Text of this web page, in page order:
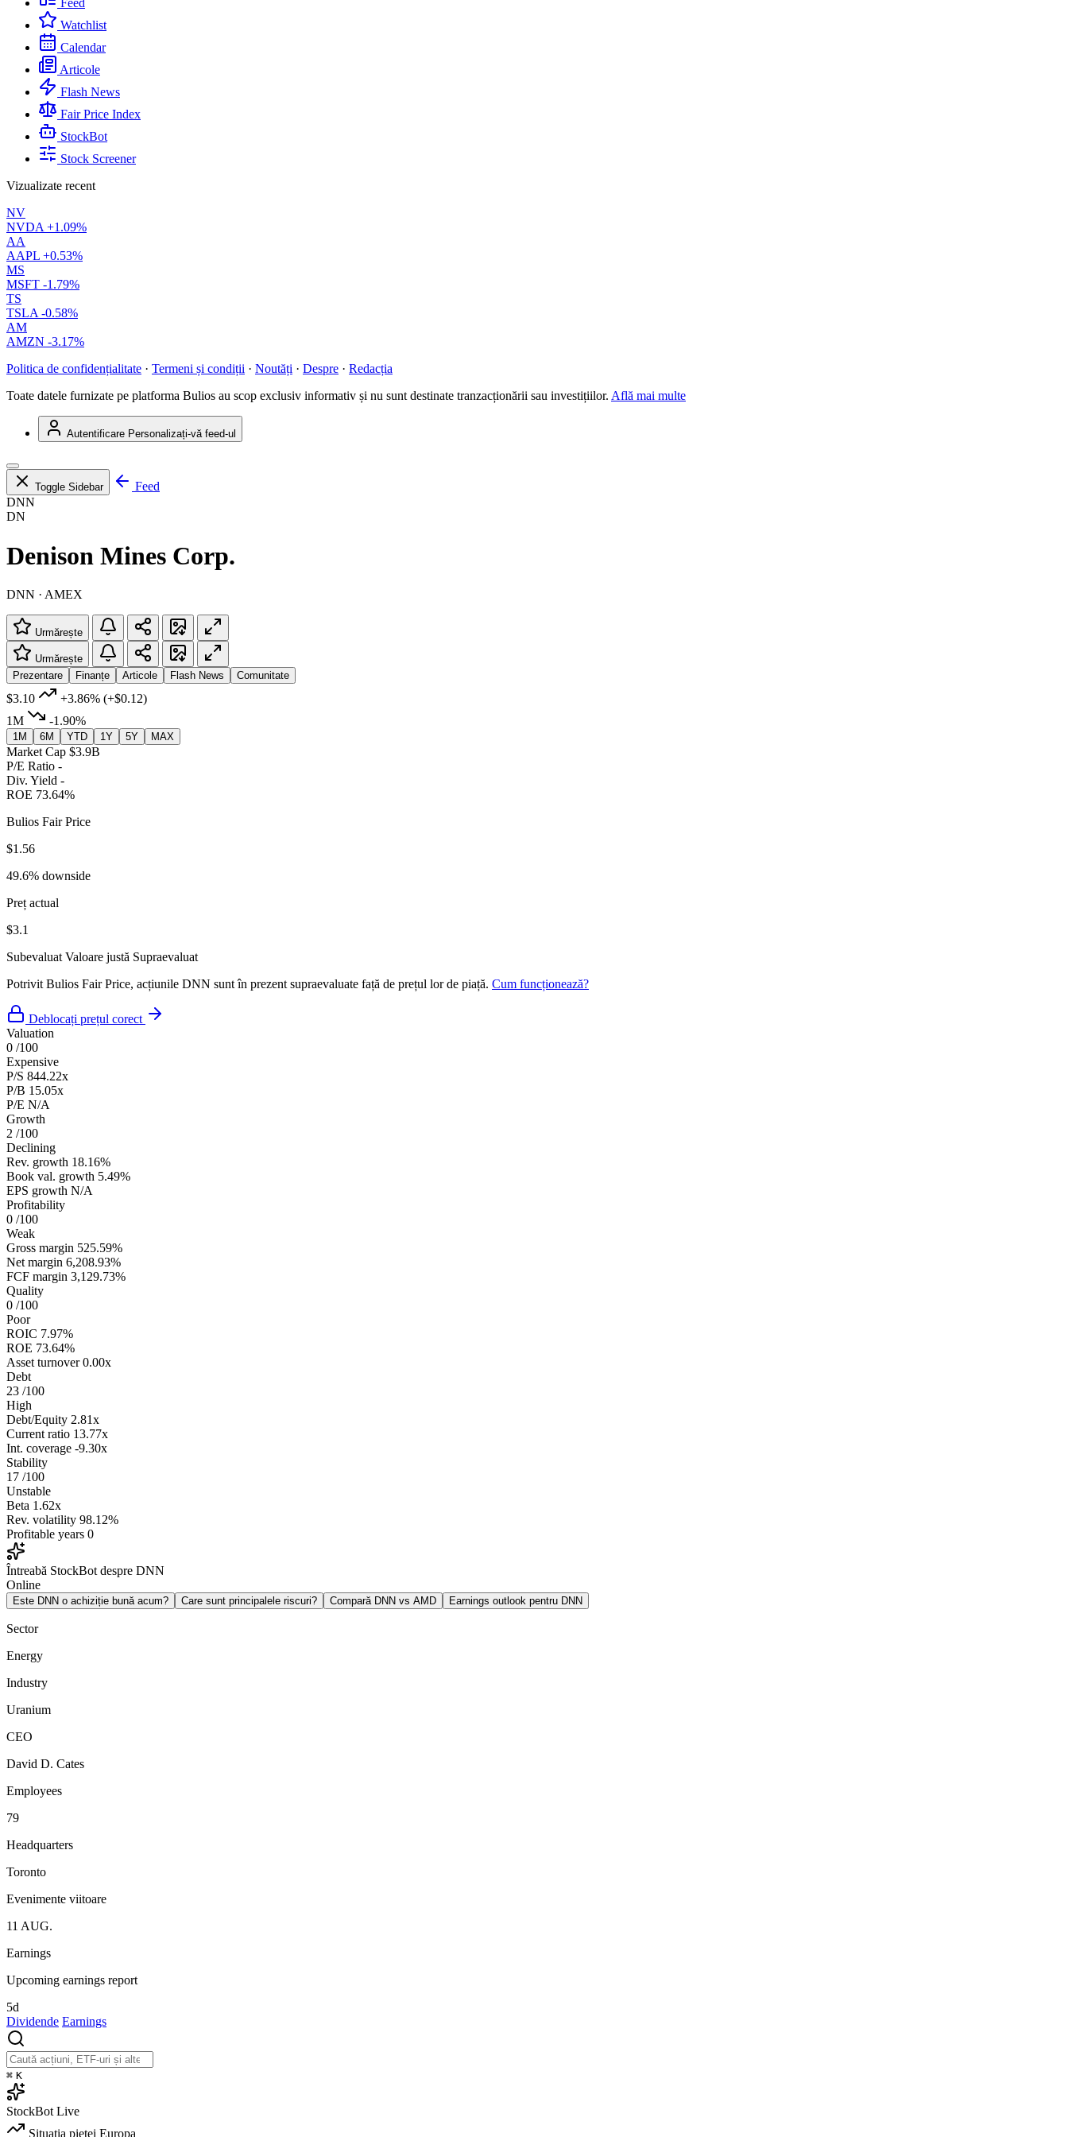
Feed
Watchlist
Calendar
Articole
Flash News
Fair Price Index
StockBot
Stock Screener
Vizualizate recent
NV
NVDA +1.09%
AA
AAPL +0.53%
MS
MSFT -1.79%
TS
TSLA -0.58%
AM
AMZN -3.17%
Politica de confidențialitate · Termeni și condiții · Noutăți · Despre · Redacția
Toate datele furnizate pe platforma Bulios au scop exclusiv informativ și nu sunt destinate tranzacționării sau investițiilor. Află mai multe
Autentificare Personalizați-vă feed-ul
Toggle Sidebar
Feed
DNN
DN
Denison Mines Corp.
DNN · AMEX
Urmărește
Urmărește
Prezentare
Finanțe Articole Flash News Comunitate
$3.10 +3.86% (+$0.12)
1M
-1.90%
1M 6M YTD 1Y 5Y MAX
Market Cap $3.9B
P/E Ratio -
Div. Yield -
ROE 73.64%
Bulios Fair Price
$1.56
49.6% downside
Preț actual
$3.1
Subevaluat Valoare justă Supraevaluat
Potrivit Bulios Fair Price, acțiunile DNN sunt în prezent supraevaluate față de prețul lor de piață. Cum funcționează?
Deblocați prețul corect
Valuation
0 /100
Expensive
P/S 844.22x
P/B 15.05x
P/E N/A
Growth
2 /100
Declining
Rev. growth 18.16%
Book val. growth 5.49%
EPS growth N/A
Profitability
0 /100
Weak
Gross margin 525.59%
Net margin 6,208.93%
FCF margin 3,129.73%
Quality
0 /100
Poor
ROIC 7.97%
ROE 73.64%
Asset turnover 0.00x
Debt
23 /100
High
Debt/Equity 2.81x
Current ratio 13.77x
Int. coverage -9.30x
Stability
17 /100
Unstable
Beta 1.62x
Rev. volatility 98.12%
Profitable years 0
Întreabă StockBot despre DNN
Online
Este DNN o achiziție bună acum? Care sunt principalele riscuri? Compară DNN vs AMD Earnings outlook pentru DNN
Sector
Energy
Industry
Uranium
CEO
David D. Cates
Employees
79
Headquarters
Toronto
Evenimente viitoare
11 AUG.
Earnings
Upcoming earnings report
5d
Dividende Earnings
⌘ K
StockBot Live
Situația pieței Europa